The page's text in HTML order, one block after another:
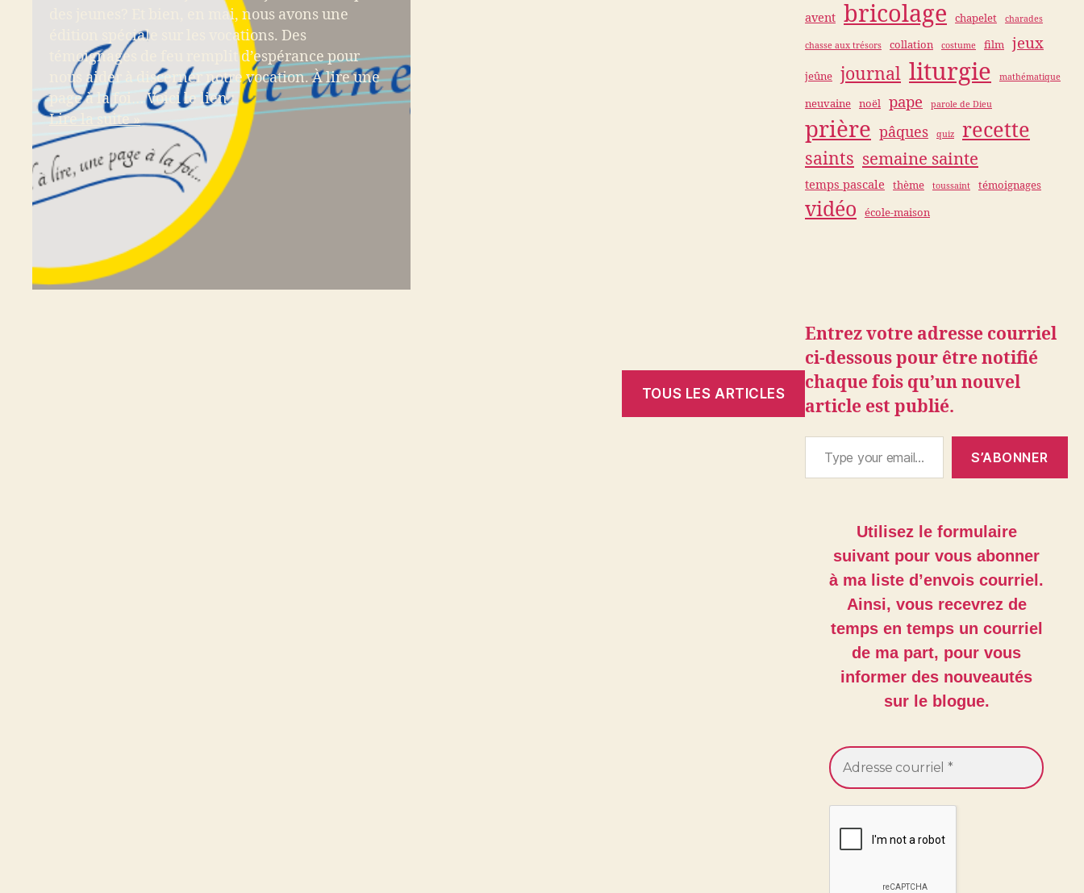
des jeunes? Et bien, en mai, nous avons une
édition spéciale sur les vocations. Des
témoignages de feu remplit d’espérance pour
nous aider à discerner notre vocation. À lire une
page à la foi… Voici le lien :
Lire la suite »
TOUS LES ARTICLES
avent bricolage chapelet charades
chasse aux trésors collation costume film jeux
jeûne journal liturgie mathématique
neuvaine noël pape parole de Dieu
prière pâques quiz recette
saints semaine sainte
temps pascale thème toussaint témoignages
vidéo école-maison
Entrez votre adresse courriel
ci-dessous pour être notifié
chaque fois qu’un nouvel
article est publié.
Type your email…
S’ABONNER
Utilisez le formulaire
suivant pour vous abonner
à ma liste d’envois courriel.
Ainsi, vous recevrez de
temps en temps un courriel
de ma part, pour vous
informer des nouveautés
sur le blogue.